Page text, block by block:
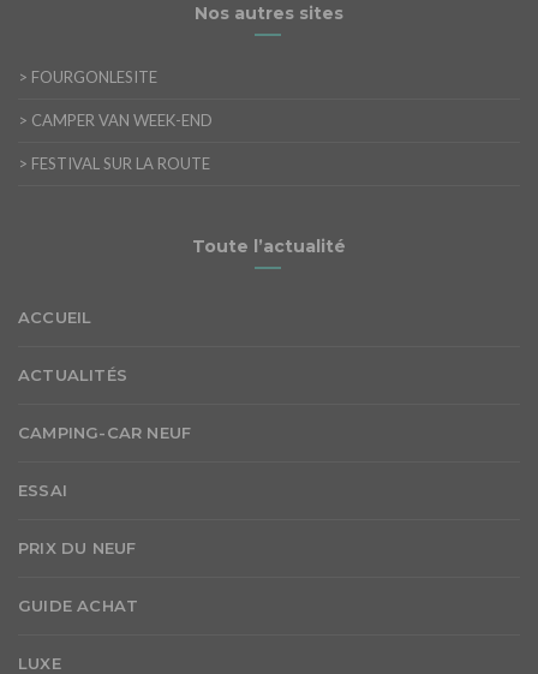
Nos autres sites
> FOURGONLESITE
> CAMPER VAN WEEK-END
> FESTIVAL SUR LA ROUTE
Toute l’actualité
ACCUEIL
ACTUALITÉS
CAMPING-CAR NEUF
ESSAI
PRIX DU NEUF
GUIDE ACHAT
LUXE